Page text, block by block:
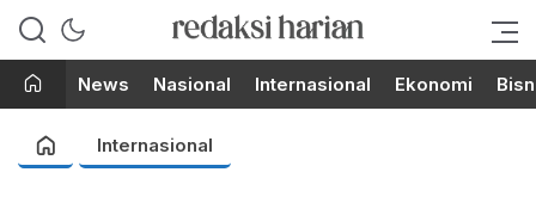
RedaksiHarian.com
Berita Terupdate dari Redaksi
News Nasional Internasional Ekonomi
Internasional